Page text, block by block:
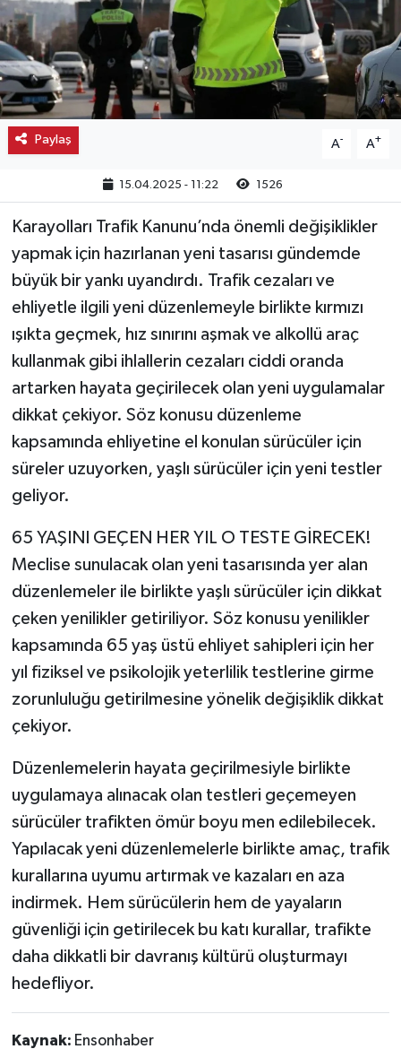
Paylaş A- A+
15.04.2025 - 11:22 1526
Karayolları Trafik Kanunu’nda önemli değişiklikler
yapmak için hazırlanan yeni tasarısı gündemde
büyük bir yankı uyandırdı. Trafik cezaları ve
ehliyetle ilgili yeni düzenlemeyle birlikte kırmızı
ışıkta geçmek, hız sınırını aşmak ve alkollü araç
kullanmak gibi ihlallerin cezaları ciddi oranda
artarken hayata geçirilecek olan yeni uygulamalar
dikkat çekiyor. Söz konusu düzenleme
kapsamında ehliyetine el konulan sürücüler için
süreler uzuyorken, yaşlı sürücüler için yeni testler
geliyor.
65 YAŞINI GEÇEN HER YIL O TESTE GİRECEK!
Meclise sunulacak olan yeni tasarısında yer alan
düzenlemeler ile birlikte yaşlı sürücüler için dikkat
çeken yenilikler getiriliyor. Söz konusu yenilikler
kapsamında 65 yaş üstü ehliyet sahipleri için her
yıl fiziksel ve psikolojik yeterlilik testlerine girme
zorunluluğu getirilmesine yönelik değişiklik dikkat
çekiyor.
Düzenlemelerin hayata geçirilmesiyle birlikte
uygulamaya alınacak olan testleri geçemeyen
sürücüler trafikten ömür boyu men edilebilecek.
Yapılacak yeni düzenlemelerle birlikte amaç, trafik
kurallarına uyumu artırmak ve kazaları en aza
indirmek. Hem sürücülerin hem de yayaların
güvenliği için getirilecek bu katı kurallar, trafikte
daha dikkatli bir davranış kültürü oluşturmayı
hedefliyor.
Kaynak: Ensonhaber
Oğuzlar
Ortaköy
Osmancık
Sungurlu